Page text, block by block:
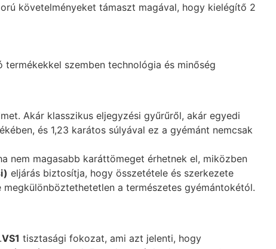
követelményeket támaszt magával, hogy kielégítő 2
szemben technológia és minőség
Akár klasszikus eljegyzési gyűrűről, akár egyedi
és 1,23 karátos súlyával ez a gyémánt nemcsak
nem magasabb karáttömeget érhetnek el, miközben
eljárás biztosítja, hogy összetétele és szerkezete
a természetes gyémántokétól.
VS1 tisztasági fokozat, ami azt jelenti, hogy